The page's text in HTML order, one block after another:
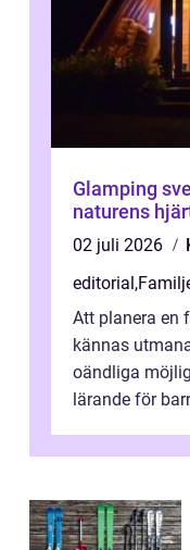
Glamping
naturens
02 juli 2026
editorial,
Att planera en
kännas
oändliga
lärande för